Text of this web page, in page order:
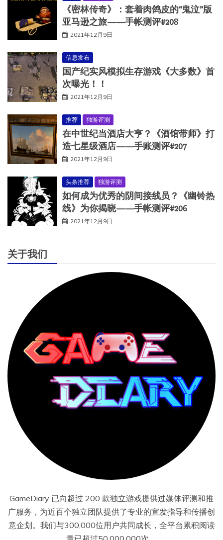
《密林传奇》：套着肉鸽皮的“鬼泣”版
亚马逊之旅——手帐测评#208
2021年12月9日
信息发布
国产纪实风模拟生存游戏《大多数》首
次曝光！！
2021年12月9日
推荐 独游评测
在中世纪当酒店大亨？《酒馆带师》打
造七星级酒店——手账测评#207
2021年12月9日
头条推荐 独游评测
如何成为优秀的阴间接线员？《幽铃热
线》为你揭晓——手帐测评#206
2021年12月9日
关于我们
GameDiary 已向超过 200 款独立游戏提供过媒体评测和推
广服务，为近百个独立团队提供了专业的宣发指导和传播创
意企划。我们与300,000位用户共同成长，全平台累积阅读